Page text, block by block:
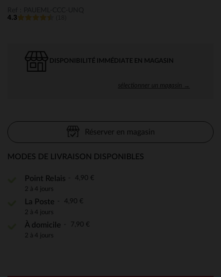
4.3
DISPONIBILITÉ IMMÉDIATE EN MAGASIN
sélectionner un magasin →
Réserver en magasin
MODES DE LIVRAISON DISPONIBLES
Point Relais 4,90 €
2 à 4 jours
La Poste 4,90 €
2 à 4 jours
À domicile 7,90 €
2 à 4 jours